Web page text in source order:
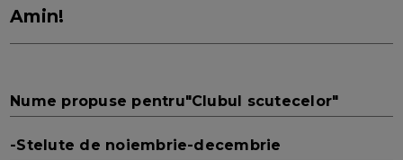
Amin!
Nume propuse pentru"Clubul scutecelor"
-Stelute de noiembrie-decembrie